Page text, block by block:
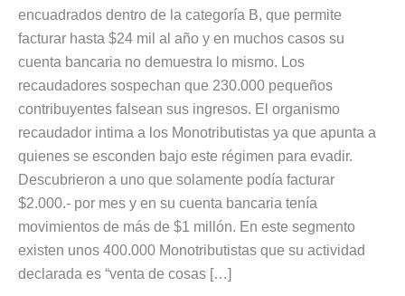
encuadrados dentro de la categoría B, que permite
facturar hasta $24 mil al año y en muchos casos su
cuenta bancaria no demuestra lo mismo. Los
recaudadores sospechan que 230.000 pequeños
contribuyentes falsean sus ingresos. El organismo
recaudador intima a los Monotributistas ya que apunta a
quienes se esconden bajo este régimen para evadir.
Descubrieron a uno que solamente podía facturar
$2.000.- por mes y en su cuenta bancaria tenía
movimientos de más de $1 millón. En este segmento
existen unos 400.000 Monotributistas que su actividad
declarada es “venta de cosas […]